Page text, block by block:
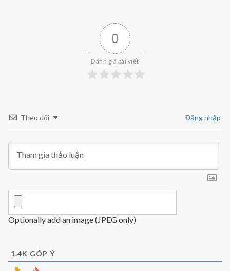
0
Đánh giá bài viết
Theo dõi Đăng nhập
Optionally add an image (JPEG only)
1.4K GÓP Ý